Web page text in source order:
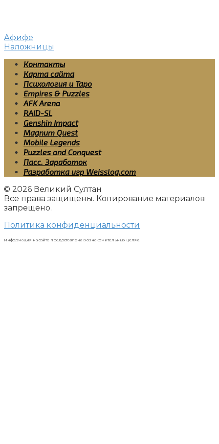
Афифе
Наложницы
Контакты
Карта сайта
Психология и Таро
Empires & Puzzles
AFK Arena
RAID-SL
Genshin Impact
Magnum Quest
Mobile Legends
Puzzles and Conquest
Пасс. Заработок
Разработка игр Weisslog.com
© 2026 Великий Султан
Все права защищены. Копирование материалов
запрещено.
Политика конфиденциальности
Информация на сайте предоставлена в ознакомительных целях.